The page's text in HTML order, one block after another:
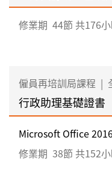
修業期 44節 共176
僱員再培訓局課程 |
行政助理基礎證書
Microsoft Office
修業期 38節 共152